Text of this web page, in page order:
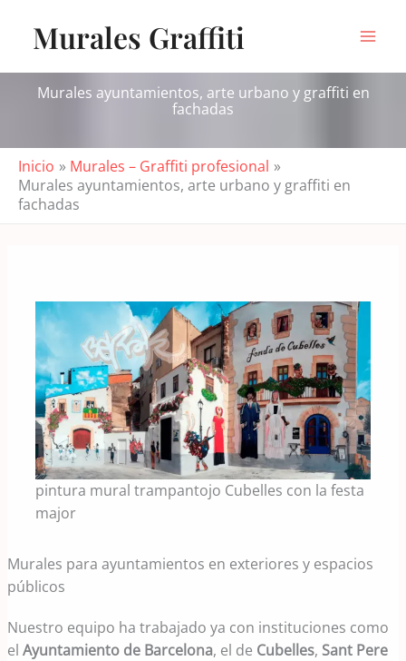
contenidoMurales Graffiti
Murales ayuntamientos, arte urbano y graffiti en
fachadas
Inicio
Murales – Graffiti profesional
Murales ayuntamientos, arte urbano y graffiti en
fachadas
pintura mural trampantojo Cubelles con la festa
major
Murales para ayuntamientos en exteriores y espacios
públicos
Nuestro equipo ha trabajado ya con instituciones como
elAyuntamiento de Barcelona, el de Cubelles, Sant Pere